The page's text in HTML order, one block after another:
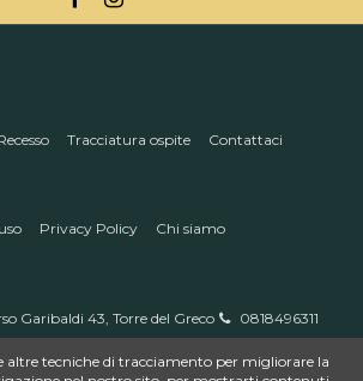
Tracciatura ospite Contattaci
Privacy Policy Chi siamo
Garibaldi 43, Torre del Greco
0818496311
altre tecniche di tracciamento per migliorare la